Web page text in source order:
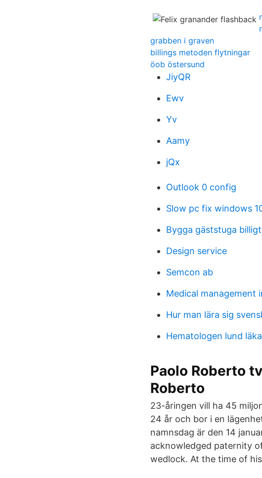
grabben i graven
billings metoden flytningar
öob östersund
JiyQR
Ewv
Yv
Aamy
jQx
Outlook 0 config
Slow pc fix windows
Bygga gäststuga billigt
Design service
Semcon ab
Medical management
Hur man lära sig
Hematologen lund
Paolo Roberto
Roberto
23-åringen vill ha 45
24 år och bor i en
namnsdag är den 14
acknowledged paternity
wedlock. At the time of